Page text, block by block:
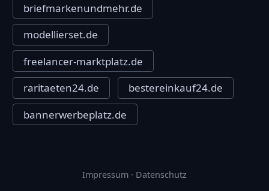
briefmarkenundmehr.de
modellierset.de
freelancer-marktplatz.de
raritaeten24.de
bestereinkauf24.de
bannerwerbeplatz.de
Impressum · Datenschutz